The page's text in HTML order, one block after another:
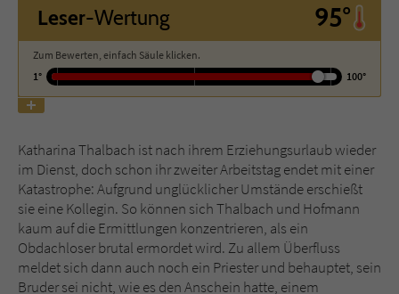
Leser-Wertung 95°
Zum Bewerten, einfach Säule klicken.
1°
100°
Katharina Thalbach ist nach ihrem Erziehungsurlaub wieder
im Dienst, doch schon ihr zweiter Arbeitstag endet mit einer
Katastrophe: Aufgrund unglücklicher Umstände erschießt
sie eine Kollegin. So können sich Thalbach und Hofmann
kaum auf die Ermittlungen konzentrieren, als ein
Obdachloser brutal ermordet wird. Zu allem Überfluss
meldet sich dann auch noch ein Priester und behauptet, sein
Bruder sei nicht, wie es den Anschein hatte, einem
Name tx_pwcomments_ahash
Anbieter Literatur-Couch Medien GmbH & Co. KG
Zweck Cookie für Kommentare einzelner Buchtitel
Name fe_typo_user
Anbieter Literatur-Couch Medien GmbH & Co. KG